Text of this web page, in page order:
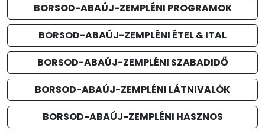
BORSOD-ABAÚJ-ZEMPLÉNI PROGRAMOK
BORSOD-ABAÚJ-ZEMPLÉNI ÉTEL & ITAL
BORSOD-ABAÚJ-ZEMPLÉNI SZABADIDŐ
BORSOD-ABAÚJ-ZEMPLÉNI LÁTNIVALÓK
BORSOD-ABAÚJ-ZEMPLÉNI HASZNOS